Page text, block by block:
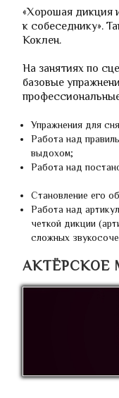
«Хорошая дикция
к собеседнику».
Коклен.
На занятиях по
базовые
Упражнения для
Работа над
выдохом;
Работа над
Становление его
Работа над
четкой дикции
сложных
АКТЁРСКОЕ